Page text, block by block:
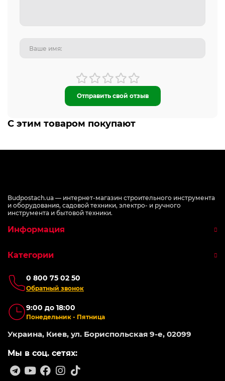
Отправить свой отзыв
С этим товаром покупают
Budpostach.ua — интернет-магазин строительного инструмента
и оборудования, садовой техники, электро- и ручного
инструмента и бытовой техники.
0 800 75 02 50
Обратный звонок
9:00 до 18:00
Понедельник - Пятница
Украина, Киев, ул. Бориспольская 9-е, 02099
Мы в соц. сетях:
Информация
Категории